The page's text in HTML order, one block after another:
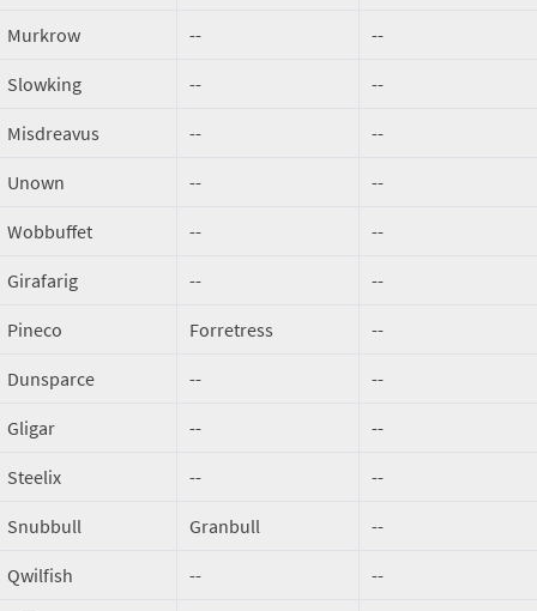
Murkrow -- --
Slowking -- --
Misdreavus -- --
Unown -- --
Wobbuffet -- --
Girafarig -- --
Pineco Forretress --
Dunsparce -- --
Gligar -- --
Steelix -- --
Snubbull Granbull --
Qwilfish -- --